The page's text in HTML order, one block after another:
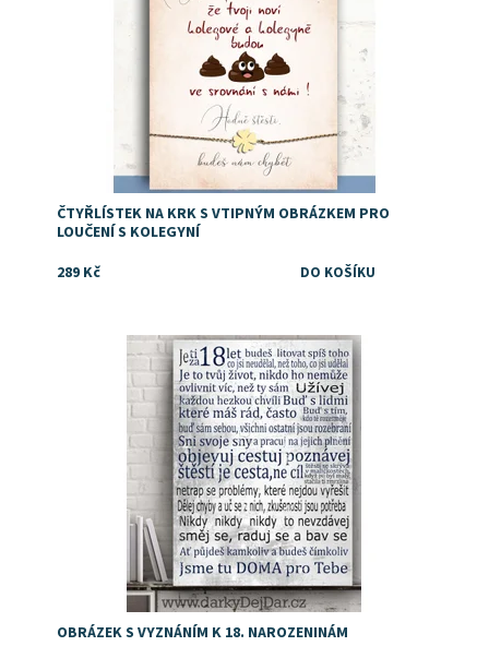
ČTYŘLÍSTEK NA KRK S VTIPNÝM OBRÁZKEM PRO
LOUČENÍ S KOLEGYNÍ
289 Kč
Dárek k 18 od rodičů
Dostupnost:
Skladem
OBRÁZEK S VYZNÁNÍM K 18. NAROZENINÁM